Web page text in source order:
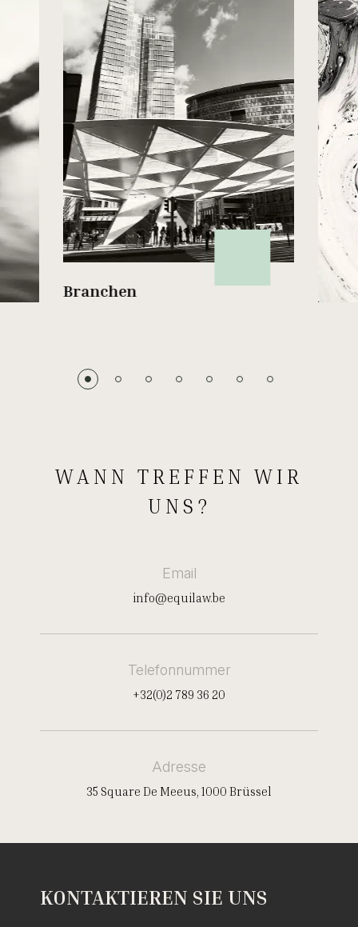
Branchen
WANN TREFFEN WIR
UNS?
Email
info@equilaw.be
Telefonnummer
+32(0)2 789 36 20
Adresse
35 Square De Meeus, 1000 Brüssel
KONTAKTIEREN SIE UNS